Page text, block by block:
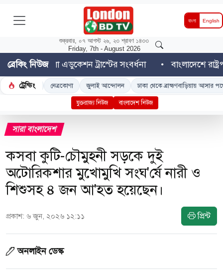
বাংলা English
শুক্রবার, ০৭ আগস্ট ২৬, ২৩ শ্রাবণ ১৪৩৩
Friday, 7th - August 2026
ব্রেকিং নিউজএডুকেশন ট্রাস্টের সংবর্ধনা বাংলাদেশে রাষ্ট্রপতি
ট্রেন্ডিং
নেত্রকোণা জুলাই আন্দোলন ঢাকা থেকে ব্রাহ্মণবাড়িয়ায় আসার পথে 'ডুয়েট'
যুক্তরাজ্য নিউজ বাংলাদেশ নিউজ
সারা বাংলাদেশ
কসবা কুটি-চৌমুহনী সড়কে দুই
অটোরিকশার মুখোমুখি সংঘ'র্ষে নারী ও
শিশুসহ ৪ জন আ'হত হয়েছেন।
প্রকাশ: ৬ জুন, ২০২৬ ১২:১১ প্রিন্ট
অনলাইন ডেস্ক